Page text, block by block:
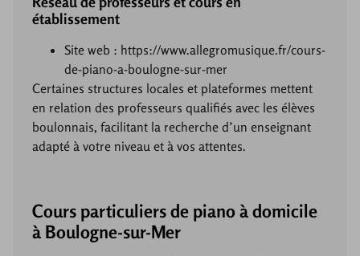
établissement
Site web : https://www.allegromusique.fr/cours-
de-piano-a-boulogne-sur-mer
Certaines structures locales et plateformes mettent
en relation des professeurs qualifiés avec les élèves
boulonnais, facilitant la recherche d’un enseignant
adapté à votre niveau et à vos attentes.
Cours particuliers de piano à domicile
à Boulogne-sur-Mer